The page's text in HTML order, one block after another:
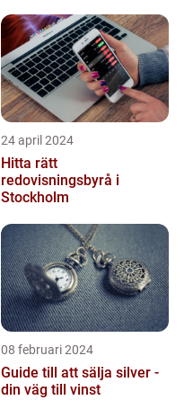
24 april 2024
Hitta rätt
redovisningsbyrå i
Stockholm
08 februari 2024
Guide till att sälja silver -
din väg till vinst